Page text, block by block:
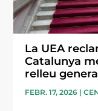
La UEA
Catalunya
relleu
FEBR. 17, 2026 |